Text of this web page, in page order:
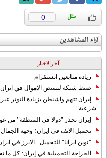
0
آراء المشاهدين
آخرالاخبار
زيادة متابعين انستقرام
ضبط شبكة لتبييض الاموال في ايران
إيران تتهم واشنطن بزيادة التوتر
"شرعية"
إيران تحذر "دولا في المنطقة" من
تجميل الانف في ايران؛ وجهة الجمال
"نوين ايرانا" للتجميل ..الابرز في
الجراحة التجميلية في إيران: كل ما